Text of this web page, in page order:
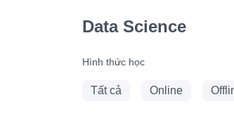
Data Science
Hình thức học
Tất cả Online